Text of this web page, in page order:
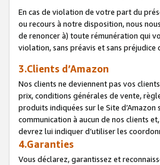
En cas de violation de votre part du
ou recours à notre disposition, nous
de renoncer à) toute rémunération qui
violation, sans préavis et sans
3.Clients d’Amazon
Nos clients ne deviennent pas vos
prix, conditions générales de vente,
produits indiquées sur le Site
communication à aucun de nos clients
devrez lui indiquer d’utiliser les
4.Garanties
Vous déclarez, garantissez et